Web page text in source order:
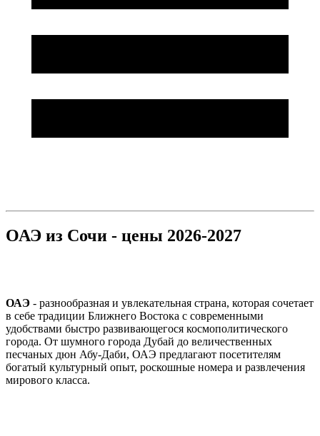
ОАЭ из Сочи - цены 2026-2027
ОАЭ - разнообразная и увлекательная страна, которая сочетает
в себе традиции Ближнего Востока с современными
удобствами быстро развивающегося космополитического
города. От шумного города Дубай до величественных
песчаных дюн Абу-Даби, ОАЭ предлагают посетителям
богатый культурный опыт, роскошные номера и развлечения
мирового класса.